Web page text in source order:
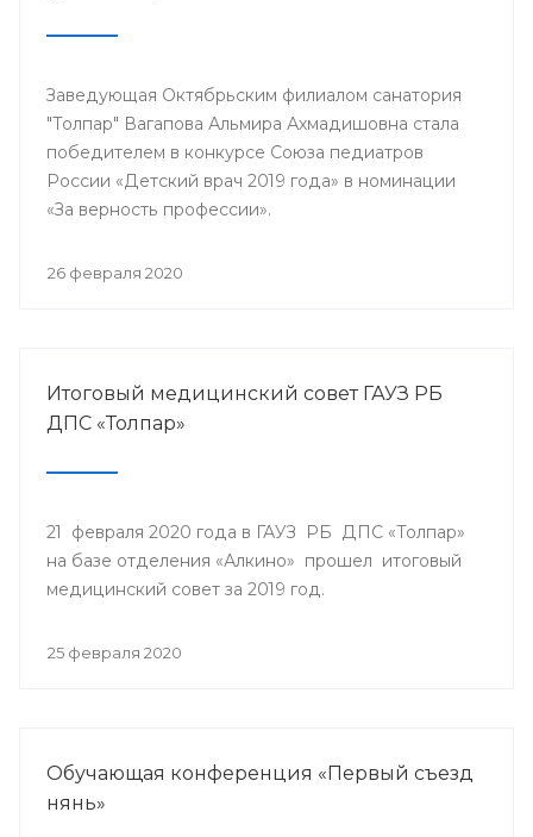
Заведующая Октябрьским филиалом санатория
"Толпар" Вагапова Альмира Ахмадишовна стала
победителем в конкурсе Союза педиатров
России «Детский врач 2019 года» в номинации
«За верность профессии».
26 февраля 2020
Итоговый медицинский совет ГАУЗ РБ
ДПС «Толпар»
21 февраля 2020 года в ГАУЗ РБ ДПС «Толпар»
на базе отделения «Алкино» прошел итоговый
медицинский совет за 2019 год.
25 февраля 2020
Обучающая конференция «Первый съезд
нянь»